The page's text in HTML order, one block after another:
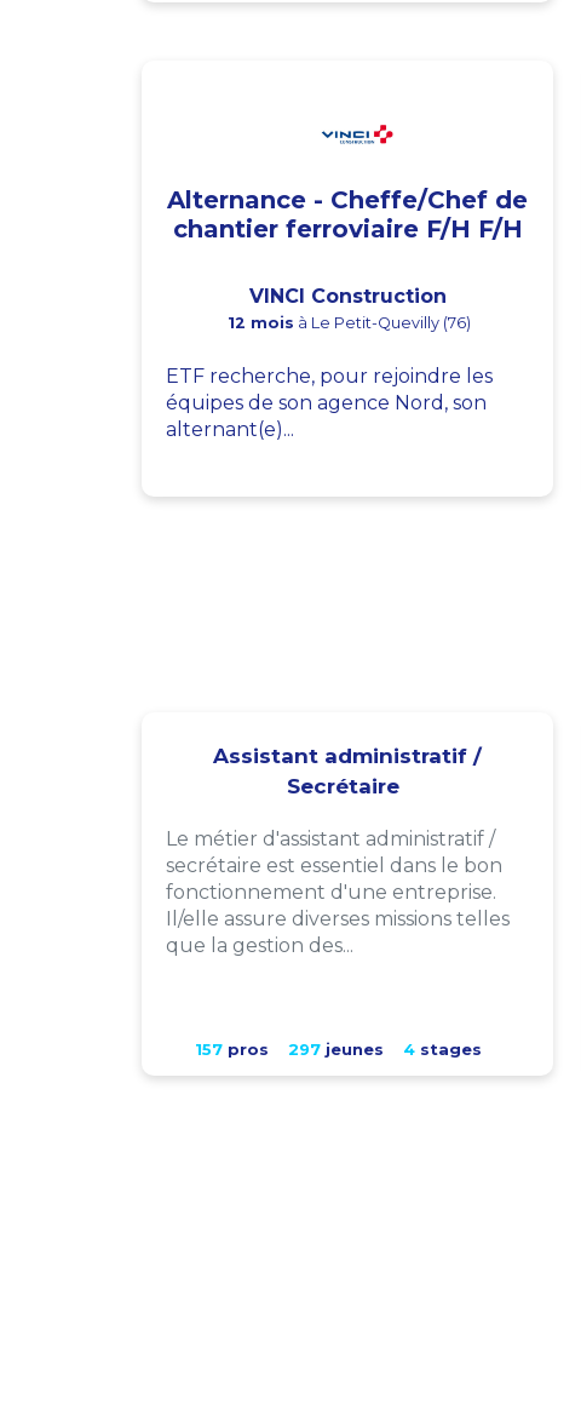
Alternance - Cheffe/Chef de
chantier ferroviaire F/H F/H
VINCI Construction
12 mois à Le Petit-Quevilly (76)
ETF recherche, pour rejoindre les
équipes de son agence Nord, son
alternant(e)...
Assistant administratif /
Secrétaire
Le métier d'assistant administratif /
secrétaire est essentiel dans le bon
fonctionnement d'une entreprise.
Il/elle assure diverses missions telles
que la gestion des...
157pros 297jeunes 4stages